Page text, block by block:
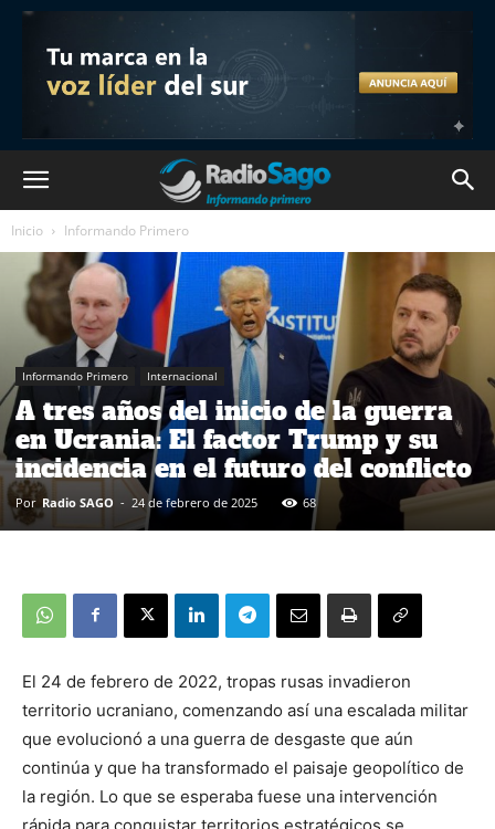
Inicio Informando Primero
Informando Primero Internacional
A tres años del inicio de la guerra
en Ucrania: El factor Trump y su
incidencia en el futuro del conflicto
Por Radio SAGO - 24 de febrero de 2025 68
El 24 de febrero de 2022, tropas rusas invadieron
territorio ucraniano, comenzando así una escalada militar
que evolucionó a una guerra de desgaste que aún
continúa y que ha transformado el paisaje geopolítico de
la región. Lo que se esperaba fuese una intervención
rápida para conquistar territorios estratégicos se